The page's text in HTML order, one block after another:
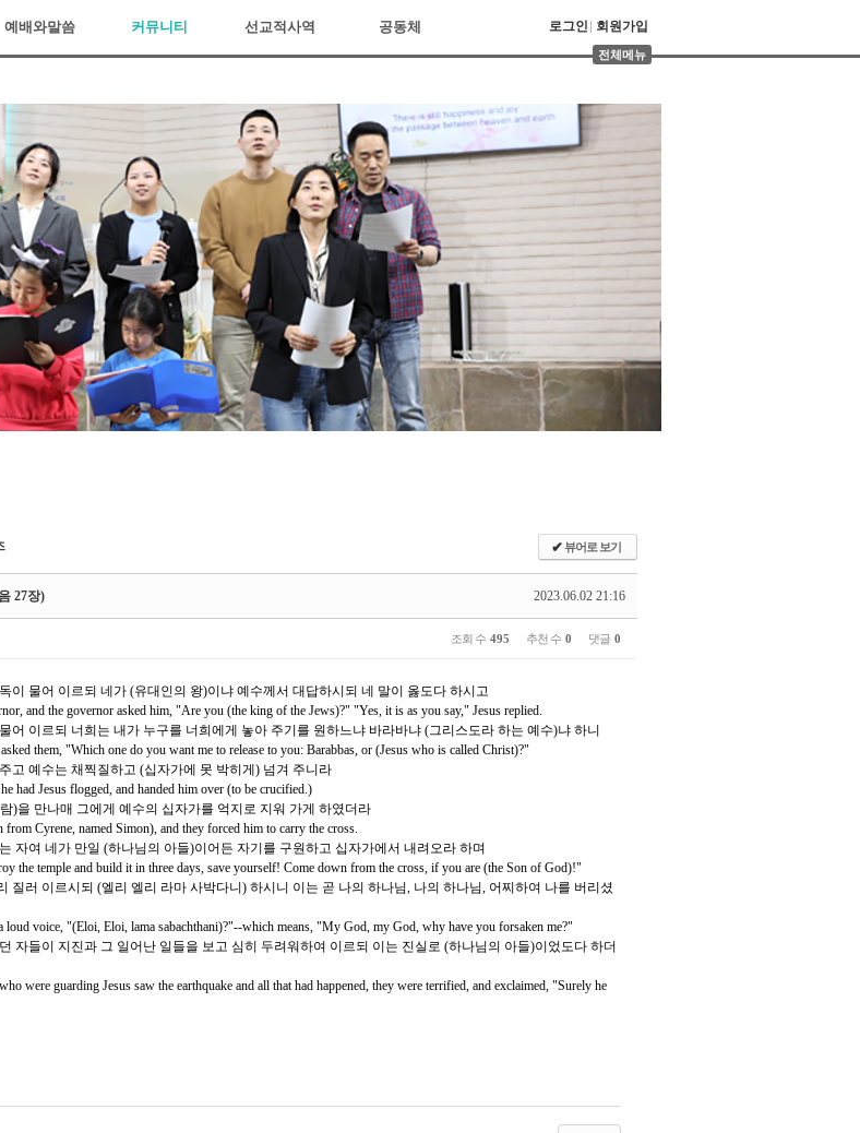
예배와말씀 커뮤니티 선교적사역 공동체 로그인 회원가입
전체메뉴
✔뷰어로 보기
2023.06.02 21:16
27장)
조회 수 495 추천 수 0 댓글 0
이 물어 이르되 네가 (유대인의 왕)이냐 예수께서 대답하시되 네 말이 옳도다 하시고
and the governor asked him, "Are you (the king of the Jews)?" "Yes, it is as you say," Jesus replied.
어 이르되 너희는 내가 누구를 너희에게 놓아 주기를 원하느냐 바라바냐 (그리스도라 하는 예수)냐 하니
them, "Which one do you want me to release to you: Barabbas, or (Jesus who is called Christ)?"
고 예수는 채찍질하고 (십자가에 못 박히게) 넘겨 주니라
had Jesus flogged, and handed him over (to be crucified.)
)을 만나매 그에게 예수의 십자가를 억지로 지워 가게 하였더라
Cyrene, named Simon), and they forced him to carry the cross.
자여 네가 만일 (하나님의 아들)이어든 자기를 구원하고 십자가에서 내려오라 하며
the temple and build it in three days, save yourself! Come down from the cross, if you are (the Son of God)!"
질러 이르시되 (엘리 엘리 라마 사박다니) 하시니 이는 곧 나의 하나님, 나의 하나님, 어찌하여 나를 버리셨
loud voice, "(Eloi, Eloi, lama sabachthani)?"--which means, "My God, my God, why have you forsaken me?"
자들이 지진과 그 일어난 일들을 보고 심히 두려워하여 이르되 이는 진실로 (하나님의 아들)이었도다 하더
were guarding Jesus saw the earthquake and all that had happened, they were terrified, and exclaimed, "Surely he